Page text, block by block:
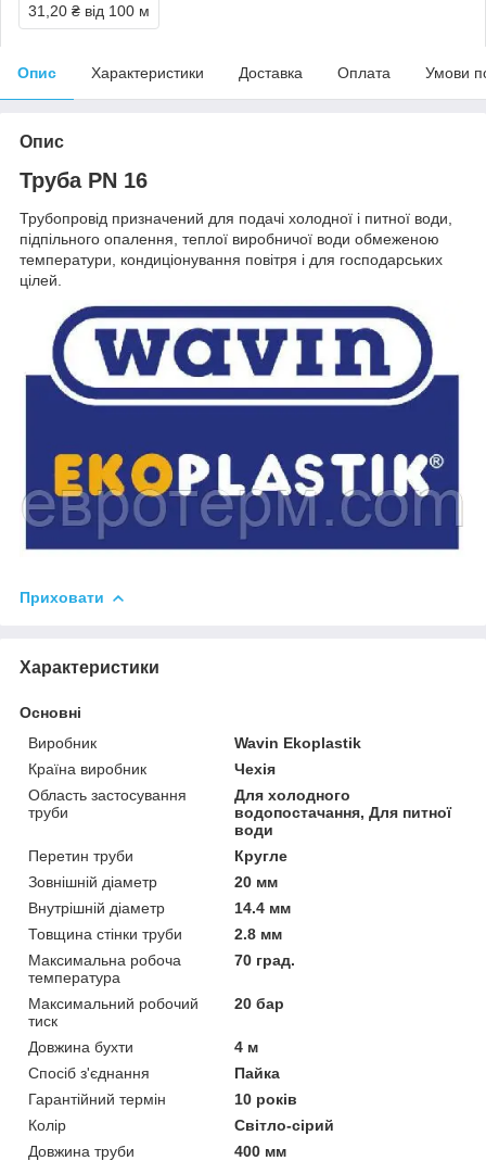
31,20 ₴ від 100 м
Опис Характеристики Доставка Оплата Умови
Опис
Труба PN 16
Трубопровід призначений для подачі холодної і питної води,
підпільного опалення, теплої виробничої води обмеженою
температури, кондиціонування повітря і для господарських
цілей.
Приховати
Характеристики
Основні
Виробник
Wavin Ekoplastik
Країна виробник
Чехія
Область застосування
труби
Для холодного
водопостачання, Для питної
води
Перетин труби
Кругле
Зовнішній діаметр
20 мм
Внутрішній діаметр
14.4 мм
Товщина стінки труби
2.8 мм
Максимальна робоча
температура
70 град.
Максимальний робочий
тиск
20 бар
Довжина бухти
4 м
Спосіб з'єднання
Пайка
Гарантійний термін
10 років
Колір
Світло-сірий
Довжина труби
400 мм